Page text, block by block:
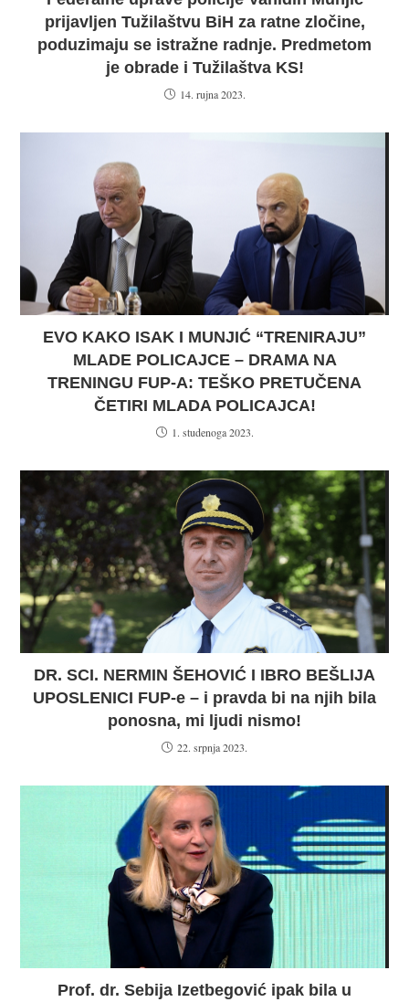
prijavljen Tužilaštvu BiH za ratne zločine,
poduzimaju se istražne radnje. Predmetom
je obrade i Tužilaštva KS!
14. rujna 2023.
EVO KAKO ISAK I MUNJIĆ “TRENIRAJU”
MLADE POLICAJCE – DRAMA NA
TRENINGU FUP-A: TEŠKO PRETUČENA
ČETIRI MLADA POLICAJCA!
1. studenoga 2023.
DR. SCI. NERMIN ŠEHOVIĆ I IBRO BEŠLIJA
UPOSLENICI FUP-e – i pravda bi na njih bila
ponosna, mi ljudi nismo!
22. srpnja 2023.
Prof. dr. Sebija Izetbegović ipak bila u